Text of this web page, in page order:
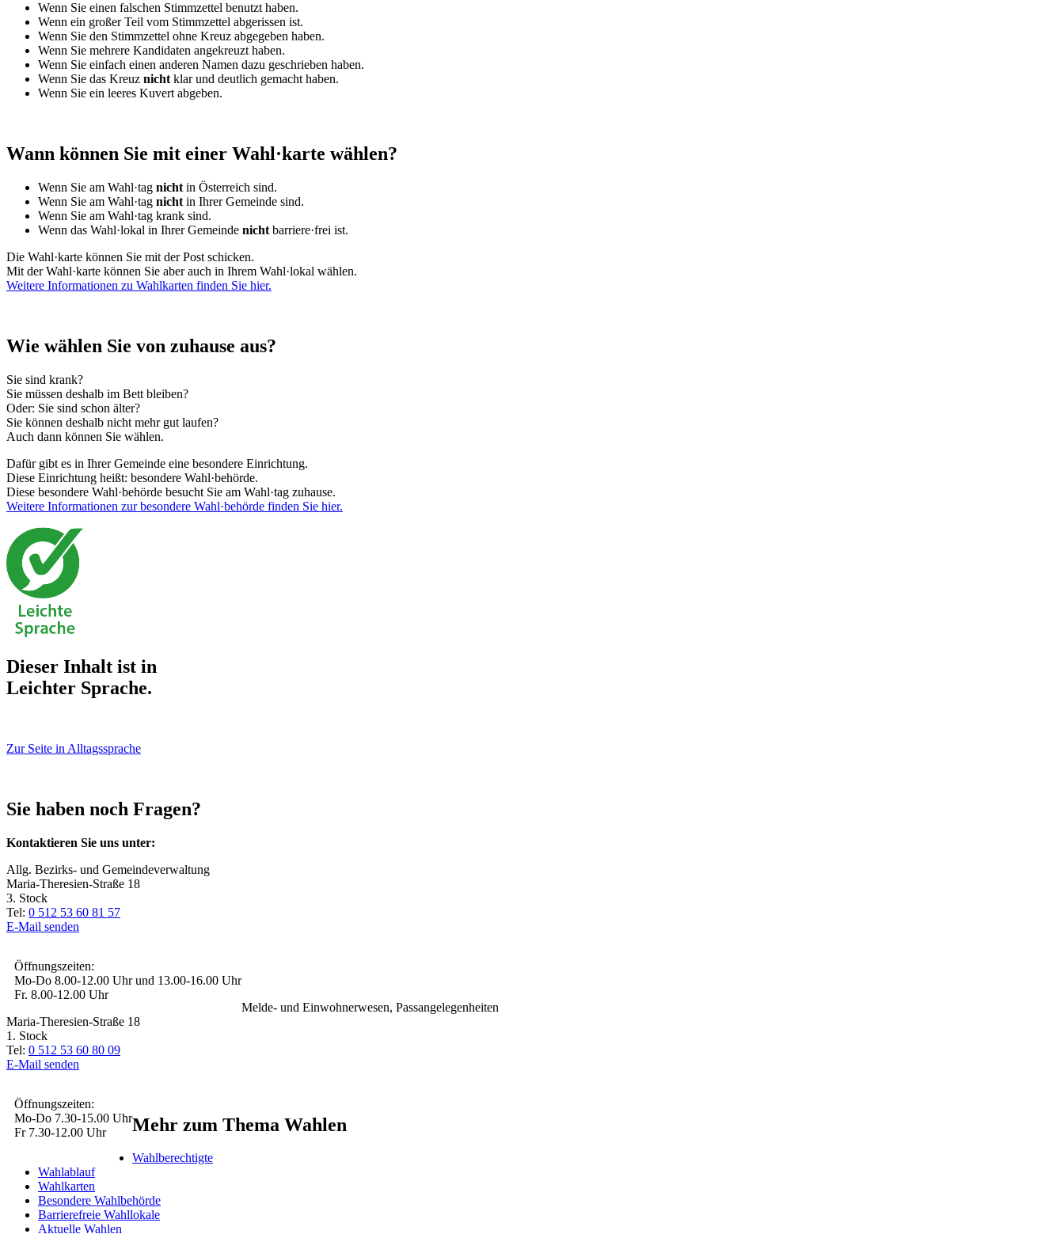
Wenn Sie einen falschen Stimmzettel benutzt haben.
Wenn ein großer Teil vom Stimmzettel abgerissen ist.
Wenn Sie den Stimmzettel ohne Kreuz abgegeben haben.
Wenn Sie mehrere Kandidaten angekreuzt haben.
Wenn Sie einfach einen anderen Namen dazu geschrieben haben.
Wenn Sie das Kreuz nicht klar und deutlich gemacht haben.
Wenn Sie ein leeres Kuvert abgeben.
Wann können Sie mit einer Wahl·karte wählen?
Wenn Sie am Wahl·tag nicht in Österreich sind.
Wenn Sie am Wahl·tag nicht in Ihrer Gemeinde sind.
Wenn Sie am Wahl·tag krank sind.
Wenn das Wahl·lokal in Ihrer Gemeinde nicht barriere·frei ist.
Die Wahl·karte können Sie mit der Post schicken.
Mit der Wahl·karte können Sie aber auch in Ihrem Wahl·lokal wählen.
Weitere Informationen zu Wahlkarten finden Sie hier.
Wie wählen Sie von zuhause aus?
Sie sind krank?
Sie müssen deshalb im Bett bleiben?
Oder: Sie sind schon älter?
Sie können deshalb nicht mehr gut laufen?
Auch dann können Sie wählen.
Dafür gibt es in Ihrer Gemeinde eine besondere Einrichtung.
Diese Einrichtung heißt: besondere Wahl·behörde.
Diese besondere Wahl·behörde besucht Sie am Wahl·tag zuhause.
Weitere Informationen zur besondere Wahl·behörde finden Sie hier.
Dieser Inhalt ist in
Leichter Sprache.
Zur Seite in Alltagssprache
Sie haben noch Fragen?
Kontaktieren Sie uns unter:
Allg. Bezirks- und Gemeindeverwaltung
Maria-Theresien-Straße 18
3. Stock
Tel: 0 512 53 60 81 57
E-Mail senden
Öffnungszeiten:
Mo-Do 8.00-12.00 Uhr und 13.00-16.00 Uhr
Fr. 8.00-12.00 Uhr
Melde- und Einwohnerwesen, Passangelegenheiten
Maria-Theresien-Straße 18
1. Stock
Tel: 0 512 53 60 80 09
E-Mail senden
Öffnungszeiten:
Mo-Do 7.30-15.00 Uhr
Fr 7.30-12.00 Uhr
Mehr zum Thema Wahlen
Wahlberechtigte
Wahlablauf
Wahlkarten
Besondere Wahlbehörde
Barrierefreie Wahllokale
Aktuelle Wahlen